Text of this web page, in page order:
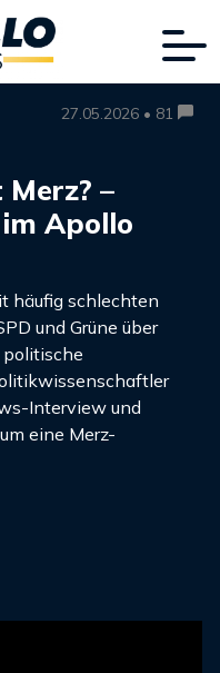
27.05.2026 • 81
–
Apollo
häufig schlechten
und Grüne über
Interview und
eine Merz-